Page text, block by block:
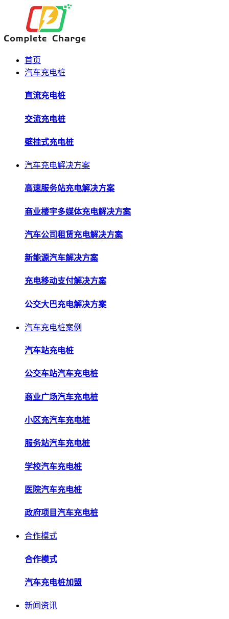
首页
汽车充电桩
直流充电桩
交流充电桩
壁挂式充电桩
汽车充电解决方案
高速服务站充电解决方案
商业楼宇多媒体充电解决方案
汽车公司租赁充电解决方案
新能源汽车解决方案
充电移动支付解决方案
公交大巴充电解决方案
汽车充电桩案例
汽车站充电桩
公交车站汽车充电桩
商业广场汽车充电桩
小区充汽车充电桩
服务站汽车充电桩
学校汽车充电桩
医院汽车充电桩
政府项目汽车充电桩
合作模式
合作模式
汽车充电桩加盟
新闻资讯